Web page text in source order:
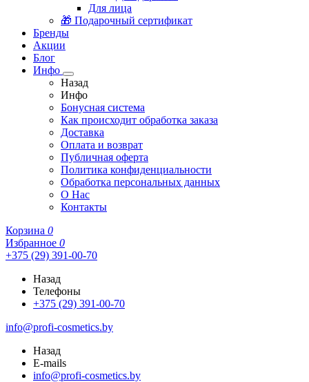
Для лица
🎁 Подарочный сертификат
Бренды
Акции
Блог
Инфо
Назад
Инфо
Бонусная система
Как происходит обработка заказа
Доставка
Оплата и возврат
Публичная оферта
Политика конфиденциальности
Обработка персональных данных
О Нас
Контакты
Корзина 0
Избранное 0
+375 (29) 391-00-70
Назад
Телефоны
+375 (29) 391-00-70
info@profi-cosmetics.by
Назад
E-mails
info@profi-cosmetics.by